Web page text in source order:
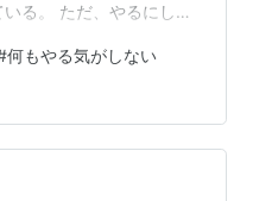
る。 ただ、やるにして
どれもいまいちやろう
いいやってなっちゃっ
時間が必要なのか。確実
もう昨夜ろくに寝てな
々なこともやる気でな
何もやる気がしない